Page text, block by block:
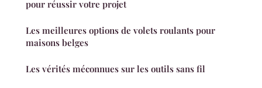
pour réussir votre projet
Les meilleures options de volets roulants pour
maisons belges
Les vérités méconnues sur les outils sans fil